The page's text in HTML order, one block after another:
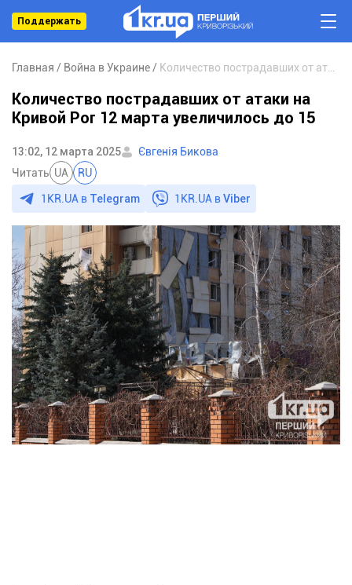
Поддержать
Главная Война в Украине
Количество пострадавших от атаки на
Кривой Рог 12 марта увеличилось до 15
13:02, 12 марта 2025
Євгенія Бикова
Читать UA RU
1KR.UA в Telegram 1KR.UA вViber